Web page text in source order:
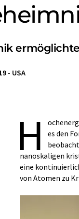
- USA
H
es den
nanoskaligen
eine
von Atomen zu